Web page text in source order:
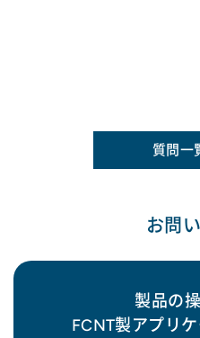
質問一
お問
製品の
FCNT製アプリ